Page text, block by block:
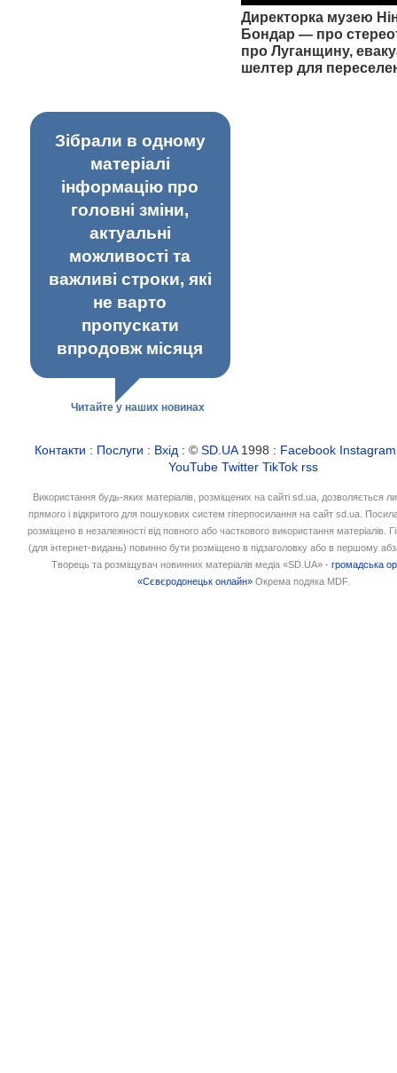
Директорка музею
Бондар — про
про Луганщину,
шелтер для
Зібрали в одному
матеріалі
інформацію про
головні зміни,
актуальні
можливості та
важливі строки, які
не варто
пропускати
впродовж місяця
Читайте у наших новинах
Контакти : Послуги : Вхід : ©SD.UA1998 : Facebook Instagram
YouTube Twitter TikTok rss
Використання будь-яких матеріалів, розміщених на сайті sd.ua, дозволяється
прямого і відкритого для пошукових систем гіперпосилання на сайт sd.ua.
розміщено в незалежності від повного або часткового використання матеріалів.
(для інтернет-видань) повинно бути розміщено в підзаголовку або в першому
Творець та розміщувач новинних матеріалів медіа «SD.UA» -громадська
«Сєвєродонецьк онлайн» Окрема подяка MDF.